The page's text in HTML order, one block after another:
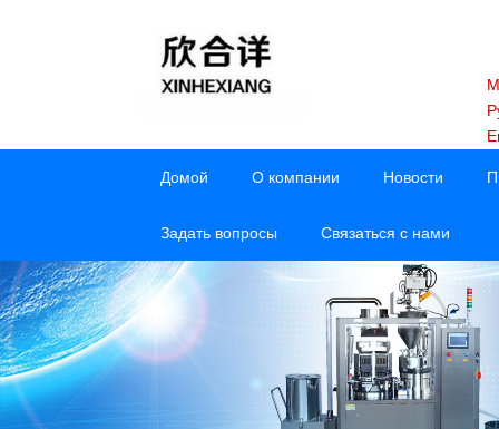
Домой О компании Новости
Задать вопросы Связаться с нами